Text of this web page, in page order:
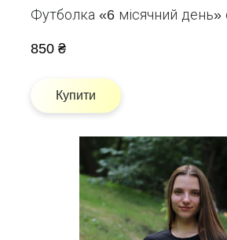
Футболка «6 місячний день»
850 ₴
Купити